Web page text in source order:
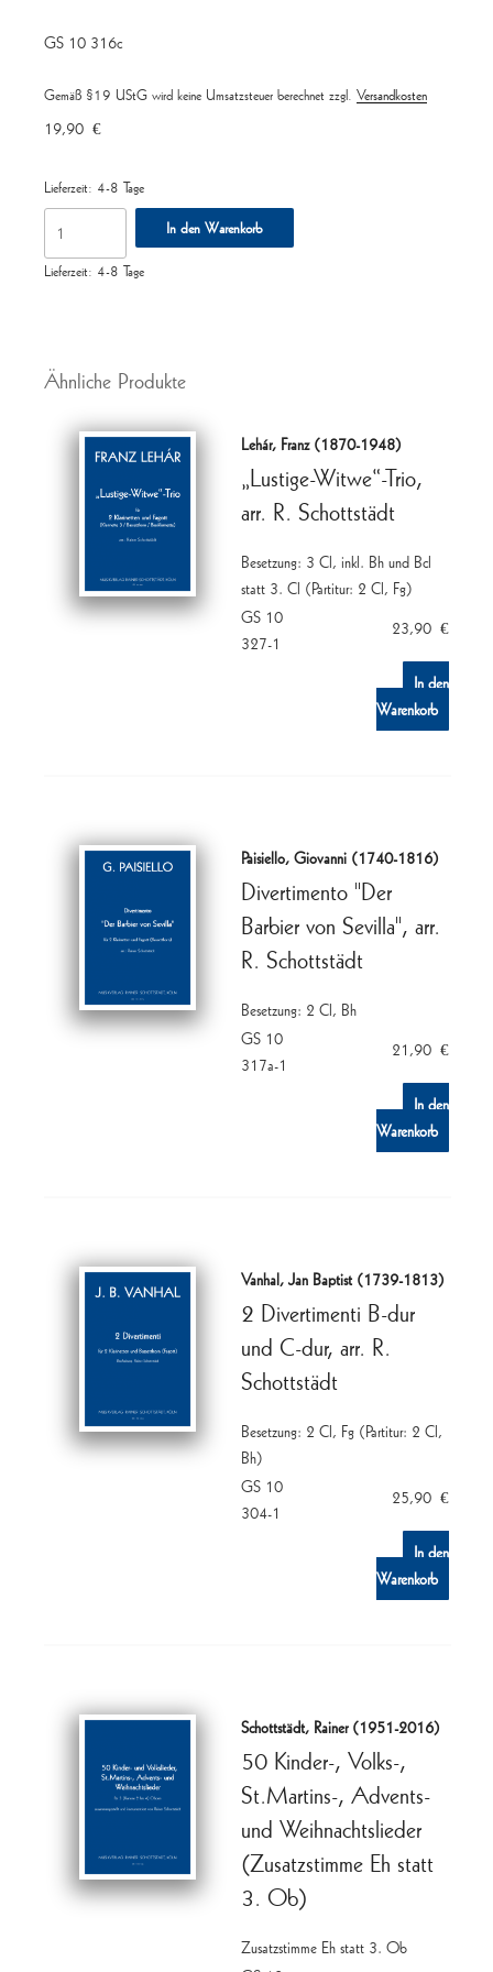
GS 10 316c
Gemäß §19 UStG wird keine Umsatzsteuer berechnet zzgl. Versandkosten
19,90 €
Lieferzeit: 4-8 Tage
Volks-,
Weihnachtslieder
In den Warenkorb
Lieferzeit: 4-8 Tage
Ähnliche Produkte
Lehár, Franz (1870-1948)
„Lustige-Witwe“-Trio,
arr. R. Schottstädt
Besetzung: 3 Cl, inkl. Bh und Bcl
statt 3. Cl (Partitur: 2 Cl, Fg)
GS 10
327-1
23,90 €
In den
Warenkorb
Paisiello, Giovanni (1740-1816)
Divertimento "Der
Barbier von Sevilla", arr.
R. Schottstädt
Besetzung: 2 Cl, Bh
GS 10
317a-1
21,90 €
In den
Warenkorb
Vanhal, Jan Baptist (1739-1813)
2 Divertimenti B-dur
und C-dur, arr. R.
Schottstädt
Besetzung: 2 Cl, Fg (Partitur: 2 Cl,
Bh)
GS 10
304-1
25,90 €
In den
Warenkorb
Schottstädt, Rainer (1951-2016)
50 Kinder-, Volks-,
St.Martins-, Advents-
und Weihnachtslieder
(Zusatzstimme Eh statt
3. Ob)
Zusatzstimme Eh statt 3. Ob